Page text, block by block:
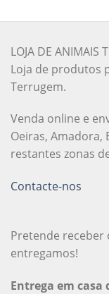
LOJA DE ANIMAIS
Loja de produtos
Terrugem.
Venda online e
Oeiras, Amadora,
restantes zonas
Contacte-nos
Pretende receber
entregamos!
Entrega em